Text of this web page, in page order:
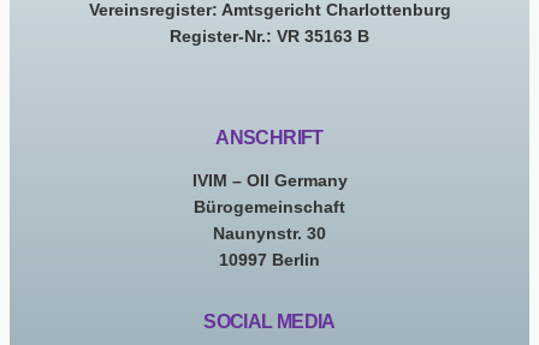
Vereinsregister: Amtsgericht Charlottenburg
Register-Nr.: VR 35163 B
ANSCHRIFT
IVIM – OII Germany
Bürogemeinschaft
Naunynstr. 30
10997 Berlin
SOCIAL MEDIA